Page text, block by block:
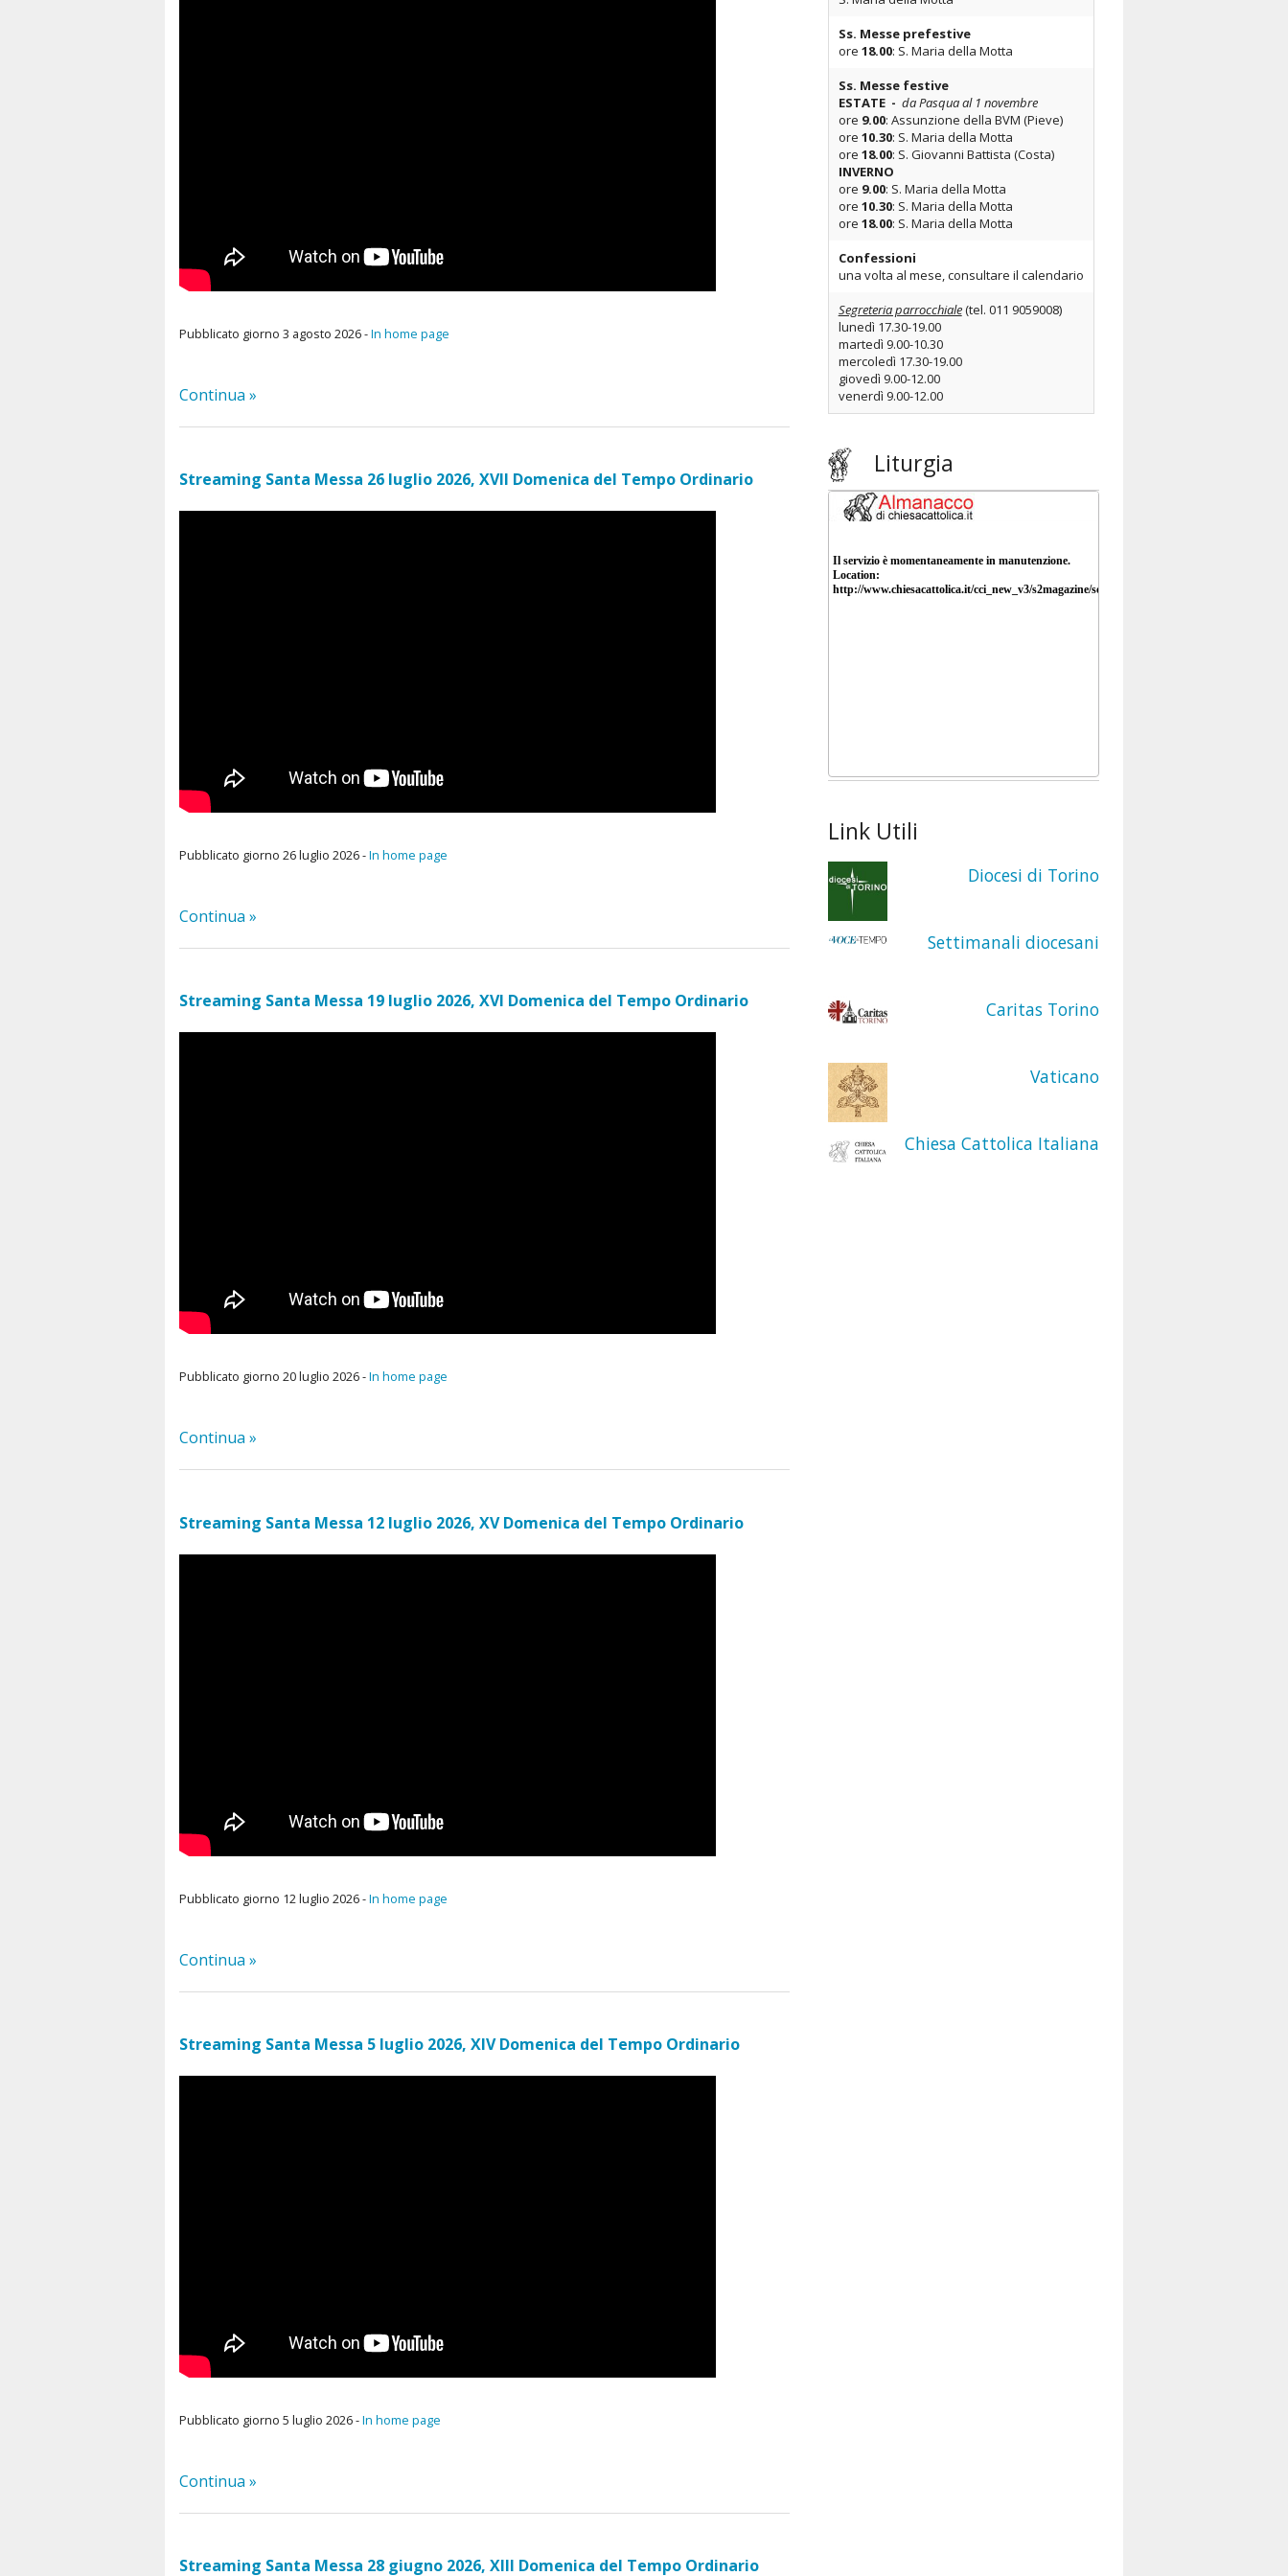
Bollettini
Pubblicato giorno 3 agosto 2026 -In home page
Continua »
Streaming Santa Messa 26 luglio 2026, XVII Domenica del Tempo Ordinario
Pubblicato giorno 26 luglio 2026 -In home page
Continua »
Streaming Santa Messa 19 luglio 2026, XVI Domenica del Tempo Ordinario
Pubblicato giorno 20 luglio 2026 -In home page
Continua »
Streaming Santa Messa 12 luglio 2026, XV Domenica del Tempo Ordinario
Pubblicato giorno 12 luglio 2026 -In home page
Continua »
Streaming Santa Messa 5 luglio 2026, XIV Domenica del Tempo Ordinario
Pubblicato giorno 5 luglio 2026 -In home page
Continua »
Streaming Santa Messa 28 giugno 2026, XIII Domenica del Tempo Ordinario
Ss. Messe prefestive
ore 18.00: S. Maria della Motta
Ss. Messe festive
ESTATE - da Pasqua al 1 novembre
ore 9.00: Assunzione della BVM (Pieve)
ore 10.30: S. Maria della Motta
ore 18.00: S. Giovanni Battista (Costa)
INVERNO
ore 9.00: S. Maria della Motta
ore 10.30: S. Maria della Motta
ore 18.00: S. Maria della Motta
Confessioni
una volta al mese, consultare il calendario
Segreteria parrocchiale(tel. 011 9059008)
lunedì 17.30-19.00
martedì 9.00-10.30
mercoledì 17.30-19.00
giovedì 9.00-12.00
venerdì 9.00-12.00
Liturgia
Link Utili
Diocesi di Torino
Settimanali diocesani
Caritas Torino
Vaticano
Chiesa Cattolica Italiana